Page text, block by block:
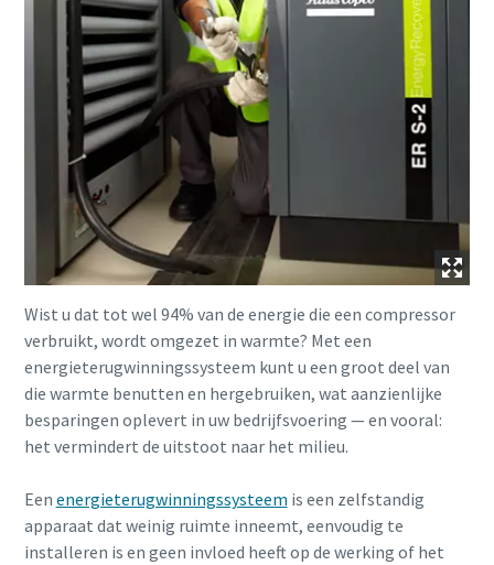
Wist u dat tot wel 94% van de energie die een compressor
verbruikt, wordt omgezet in warmte? Met een
energieterugwinningssysteem kunt u een groot deel van
die warmte benutten en hergebruiken, wat aanzienlijke
besparingen oplevert in uw bedrijfsvoering — en vooral:
het vermindert de uitstoot naar het milieu.
Een energieterugwinningssysteem is een zelfstandig
apparaat dat weinig ruimte inneemt, eenvoudig te
installeren is en geen invloed heeft op de werking of het